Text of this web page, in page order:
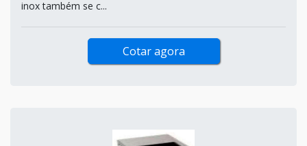
inox também se c...
Cotar agora